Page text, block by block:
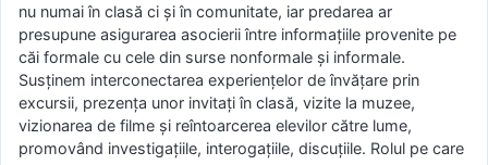
nu numai în clasă ci şi în comunitate, iar predarea ar
presupune asigurarea asocierii între informaţiile provenite pe
căi formale cu cele din surse nonformale şi informale.
Susţinem interconectarea experienţelor de învăţare prin
excursii, prezenţa unor invitaţi în clasă, vizite la muzee,
vizionarea de filme şi reîntoarcerea elevilor către lume,
promovând investigaţiile, interogaţiile, discuţiile. Rolul pe care